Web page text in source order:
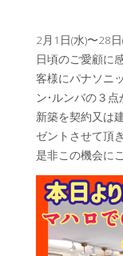
2月1日(水)〜28日
日頃のご愛顧に
客様にパナソニ
ン•ルンバの３
新築を契約又は
ゼントさせて頂
是非この機会に